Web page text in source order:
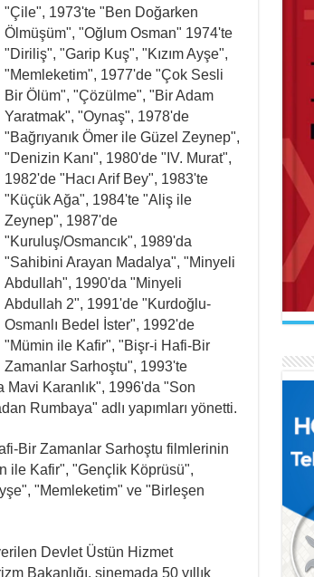
"Çile", 1973'te "Ben Doğarken
Ölmüşüm", "Oğlum Osman" 1974'te
"Diriliş", "Garip Kuş", "Kızım Ayşe",
"Memleketim", 1977'de "Çok Sesli
Bir Ölüm", "Çözülme", "Bir Adam
Yaratmak", "Oynaş", 1978'de
"Bağrıyanık Ömer ile Güzel Zeynep",
"Denizin Kanı", 1980'de "IV. Murat",
1982'de "Hacı Arif Bey", 1983'te
"Küçük Ağa", 1984'te "Aliş ile
Zeynep", 1987'de
"Kuruluş/Osmancık", 1989'da
"Sahibini Arayan Madalya", "Minyeli
Abdullah", 1990'da "Minyeli
Abdullah 2", 1991'de "Kurdoğlu-
Osmanlı Bedel İster", 1992'de
"Mümin ile Kafir", "Bişr-i Hafi-Bir
Zamanlar Sarhoştu", 1993'te
Karanlık", 1996'da "Son
Rumbaya" adlı yapımları yönetti.
Bir Zamanlar Sarhoştu filmlerinin
ile Kafir", "Gençlik Köprüsü",
"Memleketim" ve "Birleşen
Devlet Üstün Hizmet
Bakanlığı, sinemada 50 yıllık
Ne